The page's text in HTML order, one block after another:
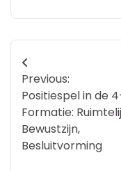
Post
navigation
Previous:
Positiespel in de
Formatie:
Bewustzijn,
Besluitvorming